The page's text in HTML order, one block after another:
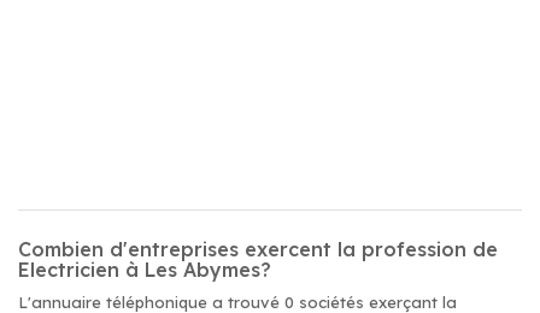
Combien d'entreprises exercent la profession de
Electricien à Les Abymes?
L'annuaire téléphonique a trouvé 0 sociétés exerçant la